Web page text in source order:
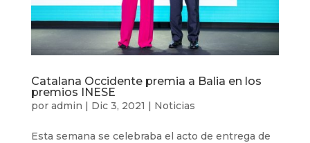
Catalana Occidente premia a Balia en los
premios INESE
por admin | Dic 3, 2021 | Noticias
Esta semana se celebraba el acto de entrega de